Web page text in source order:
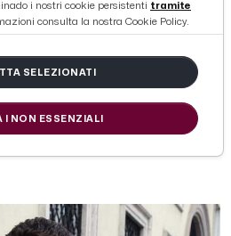
Marzotto
sulla fibrosi
i nostri cookie persistenti tramite
consulta la nostra Cookie Policy.
SELEZIONATI
I NON ESSENZIALI